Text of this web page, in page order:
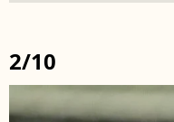
2/10